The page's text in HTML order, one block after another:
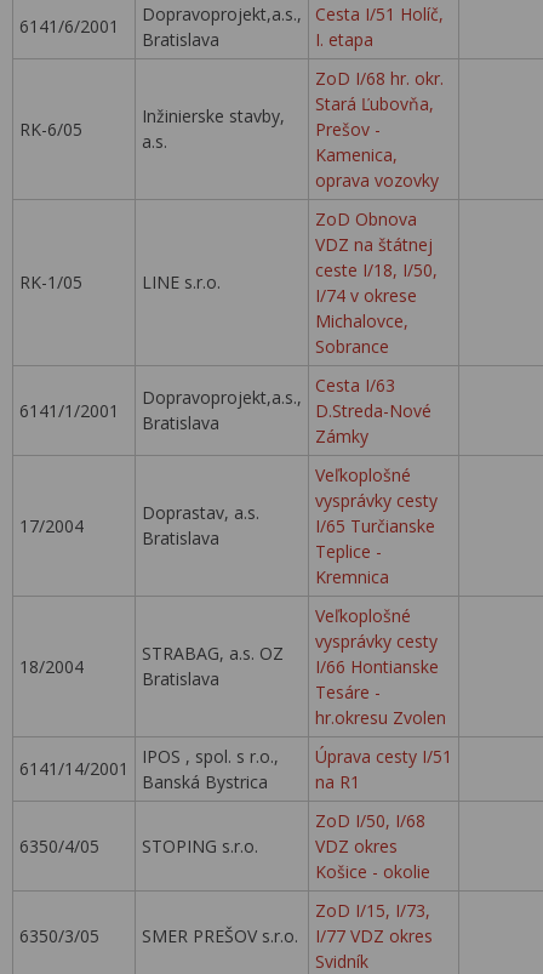
6141/6/2001
Dopravoprojekt,a.s.,
Bratislava
Cesta I/51 Holíč,
I. etapa
RK-6/05
Inžinierske stavby,
a.s.
ZoD I/68 hr. okr.
Stará Ľubovňa,
Prešov -
Kamenica,
oprava vozovky
RK-1/05 LINE s.r.o.
ZoD Obnova
VDZ na štátnej
ceste I/18, I/50,
I/74 v okrese
Michalovce,
Sobrance
6141/1/2001
Dopravoprojekt,a.s.,
Bratislava
Cesta I/63
D.Streda-Nové
Zámky
17/2004
Doprastav, a.s.
Bratislava
Veľkoplošné
vysprávky cesty
I/65 Turčianske
Teplice -
Kremnica
18/2004
STRABAG, a.s. OZ
Bratislava
Veľkoplošné
vysprávky cesty
I/66 Hontianske
Tesáre -
hr.okresu Zvolen
6141/14/2001
IPOS , spol. s r.o.,
Banská Bystrica
Úprava cesty I/51
na R1
6350/4/05 STOPING s.r.o.
ZoD I/50, I/68
VDZ okres
Košice - okolie
6350/3/05 SMER PREŠOV s.r.o.
ZoD I/15, I/73,
I/77 VDZ okres
Svidník